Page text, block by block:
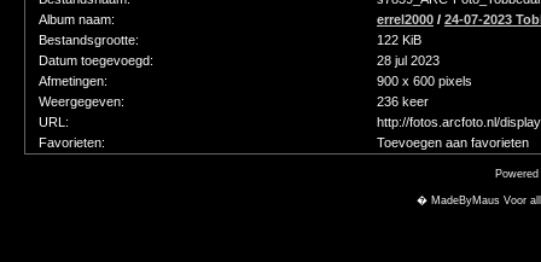
Album naam:
errel2000 / 24-07-2023
Bestandsgrootte:
122 KiB
Datum toegevoegd:
28 jul 2023
Afmetingen:
900 x 600 pixels
Weergegeven:
236 keer
URL:
http://fotos.arcfoto.nl/
Favorieten:
Toevoegen aan favorieten
� MadeByMaus Voor